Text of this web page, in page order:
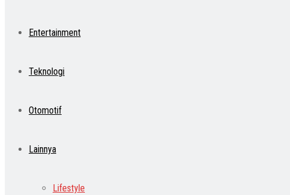
Entertainment
Teknologi
Otomotif
Lainnya
Lifestyle